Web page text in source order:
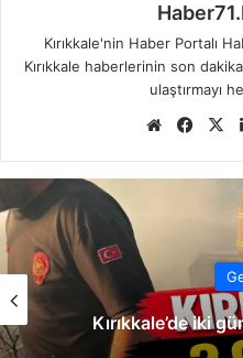
Kırıkkale'nin Haber Portalı
Kırıkkale haberlerinin son
ulaştırmayı
We
sit
Fa
bo
Kırıkkale’de iki